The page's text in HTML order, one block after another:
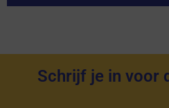
Schrijf je in voor